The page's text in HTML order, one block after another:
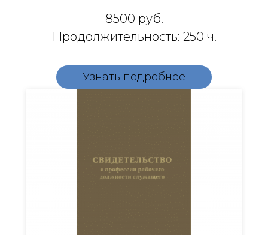
8500 руб.
Продолжительность: 250 ч.
Узнать подробнее